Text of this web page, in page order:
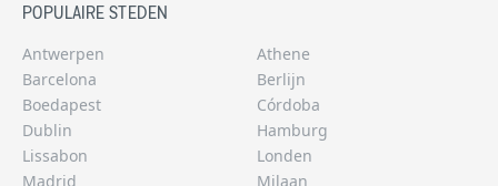
POPULAIRE STEDEN
Antwerpen
Athene
Barcelona
Berlijn
Boedapest
Córdoba
Dublin
Hamburg
Lissabon
Londen
Madrid
Milaan